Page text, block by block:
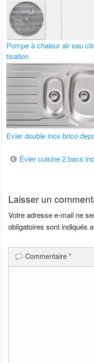
Pompe à chaleur air eau
tisation
Evier double inox brico
Navigation
Évier cuisine 2 bacs
Laisser un
Votre adresse e-mail ne
obligatoires sont indiqués
Commentaire*